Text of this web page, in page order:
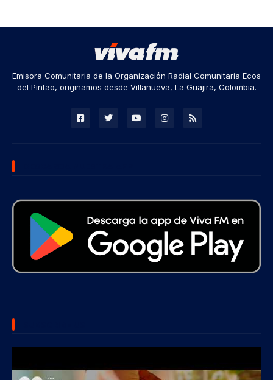
Emisora Comunitaria de la Organización Radial Comunitaria Ecos
del Pintao, originamos desde Villanueva, La Guajira, Colombia.